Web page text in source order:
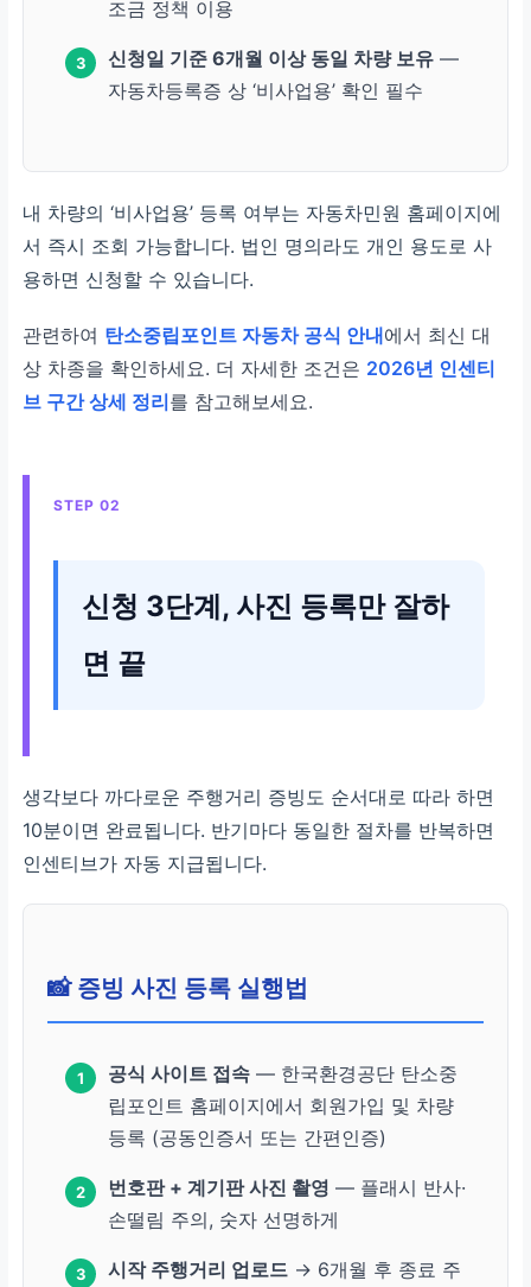
조금 정책 이용
3 신청일 기준 6개월 이상 동일 차량 보유 —
자동차등록증 상 ‘비사업용’ 확인 필수
내 차량의 ‘비사업용’ 등록 여부는 자동차민원 홈페이지에
서 즉시 조회 가능합니다. 법인 명의라도 개인 용도로 사
용하면 신청할 수 있습니다.
관련하여 탄소중립포인트 자동차 공식 안내에서 최신 대
상 차종을 확인하세요. 더 자세한 조건은 2026년 인센티
브 구간 상세 정리를 참고해보세요.
STEP 02
신청 3단계, 사진 등록만 잘하
면 끝
생각보다 까다로운 주행거리 증빙도 순서대로 따라 하면
10분이면 완료됩니다. 반기마다 동일한 절차를 반복하면
인센티브가 자동 지급됩니다.
📸 증빙 사진 등록 실행법
1 공식 사이트 접속 — 한국환경공단 탄소중
립포인트 홈페이지에서 회원가입 및 차량
등록 (공동인증서 또는 간편인증)
2 번호판 + 계기판 사진 촬영 — 플래시 반사·
손떨림 주의, 숫자 선명하게
3 시작 주행거리 업로드 → 6개월 후 종료 주